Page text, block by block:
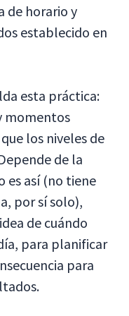
de horario y
establecido en
esta práctica:
momentos
los niveles de
de la
es así (no tiene
por sí solo),
de cuándo
para planificar
para